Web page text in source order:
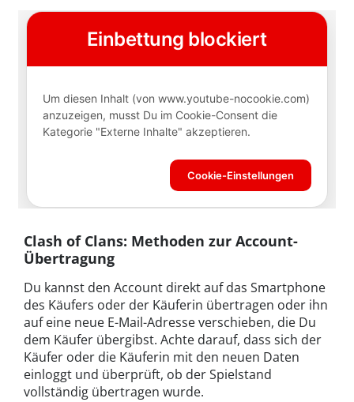
Clash of Clans: Methoden zur Account-
Übertragung
Du kannst den Account direkt auf das Smartphone
des Käufers oder der Käuferin übertragen oder ihn
auf eine neue E-Mail-Adresse verschieben, die Du
dem Käufer übergibst. Achte darauf, dass sich der
Käufer oder die Käuferin mit den neuen Daten
einloggt und überprüft, ob der Spielstand
vollständig übertragen wurde.